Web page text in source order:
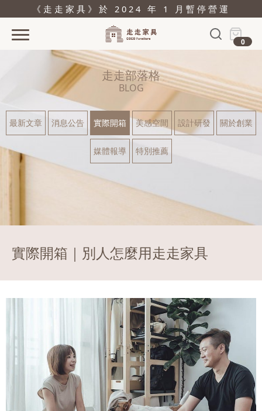
《走走家具》於 2024 年 1 月暫停營運
0
產品
關於
據點
結帳
會員登入
走走部落格
BLOG
最新文章 消息公告 實際開箱 美感空間 設計研發 關於創業
媒體報導 特別推薦
實際開箱｜別人怎麼用走走家具